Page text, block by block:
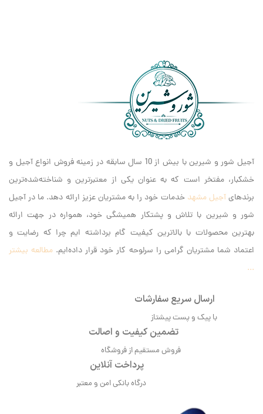
آجیل شور و شیرین با بیش از 10 سال سابقه در زمینه فروش انواع آجیل و
خشکبار، مفتخر است که به عنوان یکی از معتبرترین و شناخته‌شده‌ترین
برندهایآجیل مشهد خدمات خود را به مشتریان عزیز ارائه دهد. ما در آجیل
شور و شیرین با تلاش و پشتکار همیشگی خود، همواره در جهت ارائه
بهترین محصولات با بالاترین کیفیت گام برداشته ایم‌ چرا که رضایت و
اعتماد شما مشتریان گرامی را سرلوحه کار خود قرار داده‌ایم. مطالعه بیشتر
...
ارسال سریع سفارشات
با پیک و پست پیشتاز
تضمین کیفیت و اصالت
فروش مستقیم از فروشگاه
پرداخت آنلاین
درگاه بانکی امن و معتبر